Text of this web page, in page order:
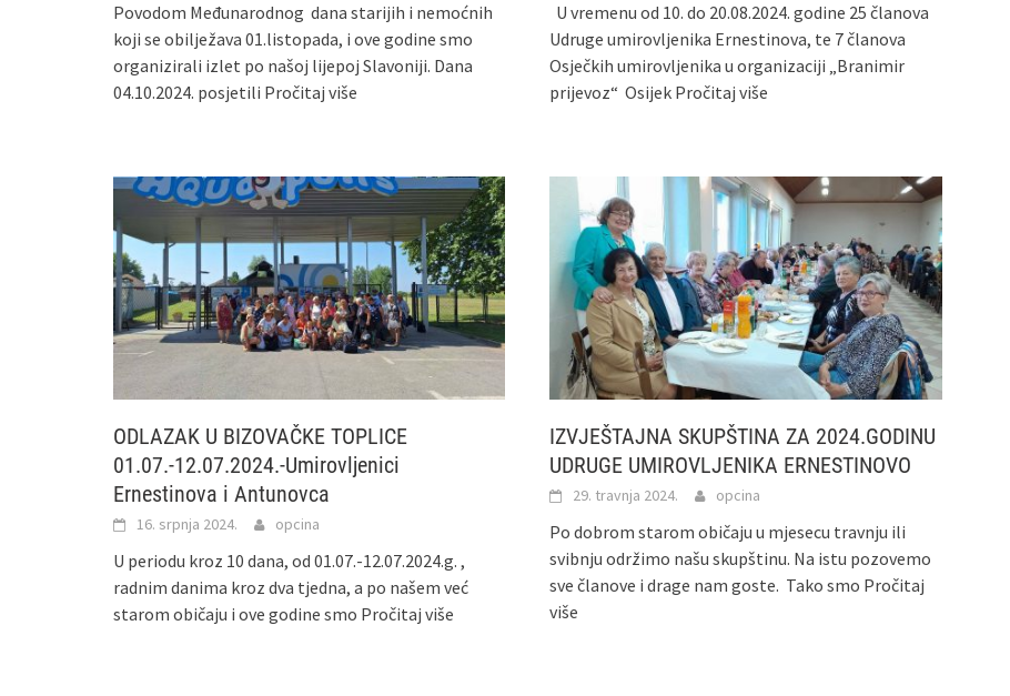
Povodom Međunarodnog dana starijih i nemoćnih
koji se obilježava 01.listopada, i ove godine smo
organizirali izlet po našoj lijepoj Slavoniji. Dana
04.10.2024. posjetili Pročitaj više
U vremenu od 10. do 20.08.2024. godine 25 članova
Udruge umirovljenika Ernestinova, te 7 članova
Osječkih umirovljenika u organizaciji „Branimir
prijevoz“ Osijek Pročitaj više
ODLAZAK U BIZOVAČKE TOPLICE
01.07.-12.07.2024.-Umirovljenici
Ernestinova i Antunovca
16. srpnja 2024. opcina
U periodu kroz 10 dana, od 01.07.-12.07.2024.g. ,
radnim danima kroz dva tjedna, a po našem već
starom običaju i ove godine smo Pročitaj više
IZVJEŠTAJNA SKUPŠTINA ZA 2024.GODINU
UDRUGE UMIROVLJENIKA ERNESTINOVO
29. travnja 2024. opcina
Po dobrom starom običaju u mjesecu travnju ili
svibnju održimo našu skupštinu. Na istu pozovemo
sve članove i drage nam goste. Tako smo Pročitaj
više